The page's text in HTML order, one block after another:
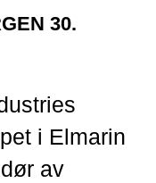
30.
i Elmarin
av